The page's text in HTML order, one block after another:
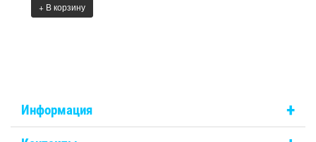
+ В корзину
Информация +